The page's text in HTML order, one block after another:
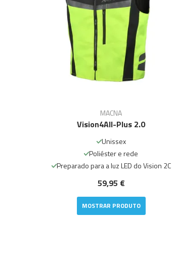
MACNA
Vision4All-Plus 2.0
Unissex
Poliéster e rede
Preparado para a luz LED do Vision 2C
59,95 €
MOSTRAR PRODUTO